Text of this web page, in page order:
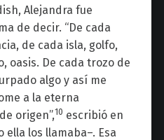
Alejandra fue
de decir. “De cada
de cada isla, golfo,
oasis. De cada trozo de
algo y así me
a la eterna
origen”,10 escribió en
ella los llamaba–. Esa